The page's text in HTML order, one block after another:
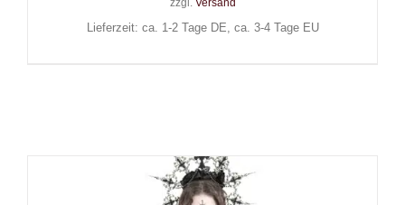
zzgl. Versand
Lieferzeit: ca. 1-2 Tage DE, ca. 3-4 Tage EU